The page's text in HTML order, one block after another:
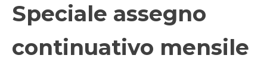
Speciale assegno
continuativo mensile